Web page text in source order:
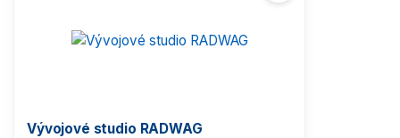
Vývojové studio RADWAG